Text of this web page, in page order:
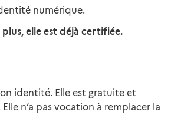
numérique.
elle est déjà certifiée.
identité. Elle est gratuite et
n’a pas vocation à remplacer la